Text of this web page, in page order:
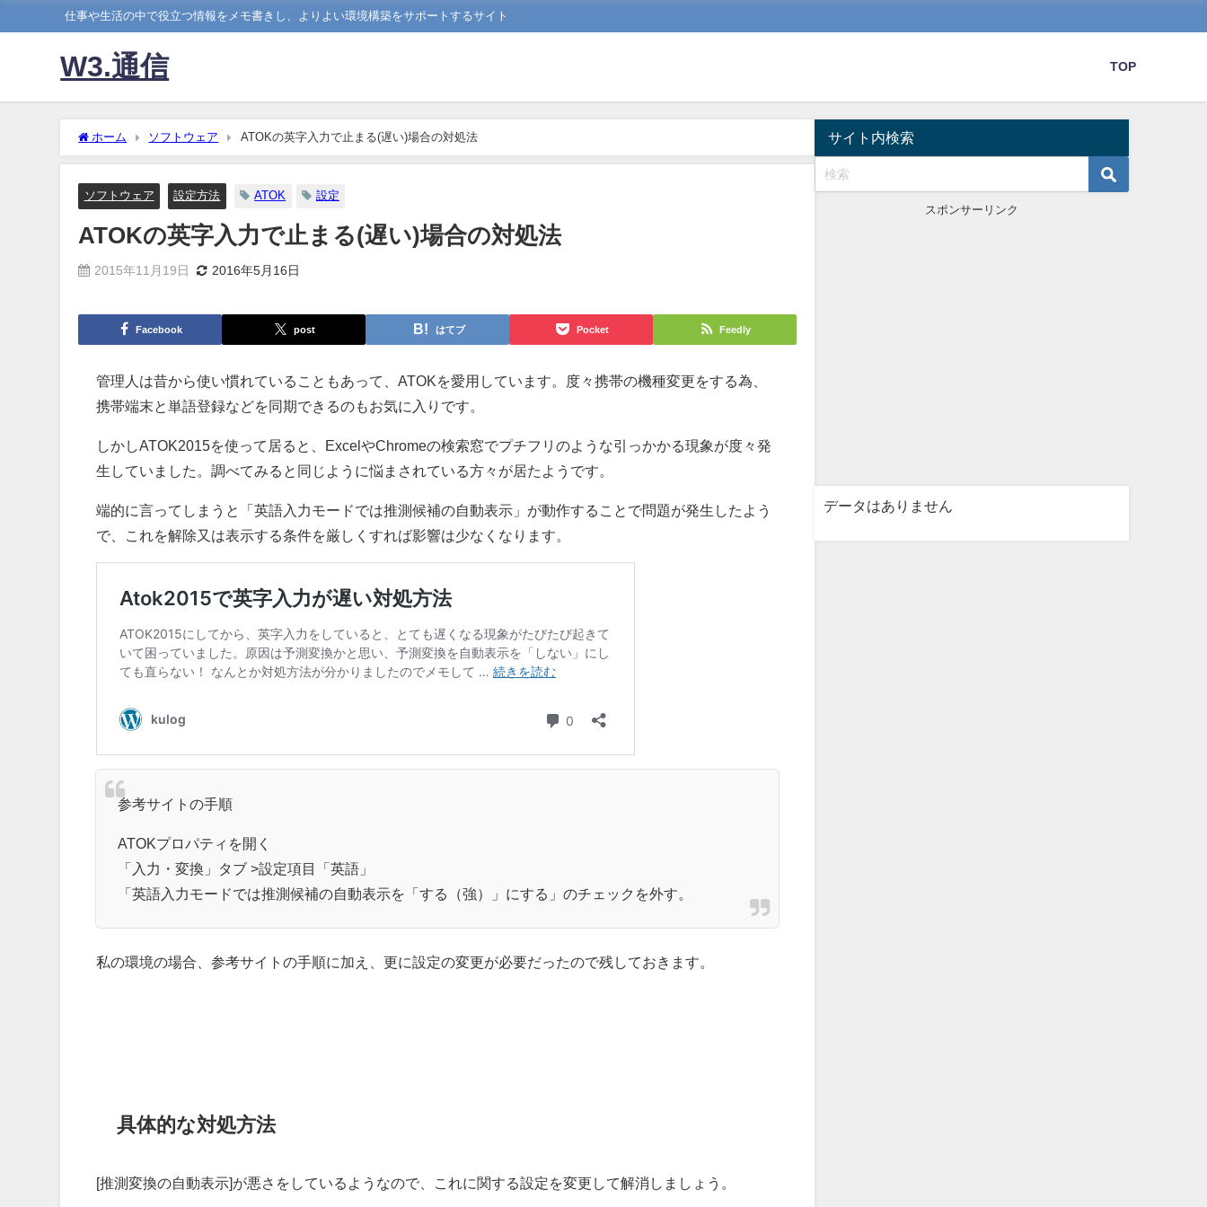
仕事や生活の中で役立つ情報をメモ書きし、よりよい環境構築をサポートするサイト
W3.通信 TOP
ホーム ソフトウェア ATOKの英字入力で止まる(遅い)場合の対処法
ソフトウェア 設定方法 ATOK 設定
ATOKの英字入力で止まる(遅い)場合の対処法
2015年11月19日 2016年5月16日
Facebook post はてブ Pocket Feedly
管理人は昔から使い慣れていることもあって、ATOKを愛用しています。度々携帯の機種変更をする為、
携帯端末と単語登録などを同期できるのもお気に入りです。
しかしATOK2015を使って居ると、ExcelやChromeの検索窓でプチフリのような引っかかる現象が度々発
生していました。調べてみると同じように悩まされている方々が居たようです。
端的に言ってしまうと「英語入力モードでは推測候補の自動表示」が動作することで問題が発生したよう
で、これを解除又は表示する条件を厳しくすれば影響は少なくなります。
参考サイトの手順
ATOKプロパティを開く
「入力・変換」タブ >設定項目「英語」
「英語入力モードでは推測候補の自動表示を「する（強）」にする」のチェックを外す。
私の環境の場合、参考サイトの手順に加え、更に設定の変更が必要だったので残しておきます。
具体的な対処方法
[推測変換の自動表示]が悪さをしているようなので、これに関する設定を変更して解消しましょう。
サイト内検索
スポンサーリンク
データはありません